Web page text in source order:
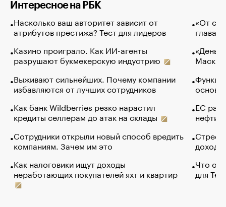
Интересное на РБК
Насколько ваш авторитет зависит от
атрибутов престижа? Тест для лидеров
Казино проиграло. Как ИИ-агенты
разрушают букмекерскую индустрию
Выживают сильнейших. Почему компании
избавляются от лучших сотрудников
Как банк Wildberries резко нарастил
кредиты селлерам до атак на склады
Сотрудники открыли новый способ вредить
компаниям. Зачем им это
Как налоговики ищут доходы
неработающих покупателей яхт и квартир
«От
глава
Маск в
основ
ЕС
нефти
Что
для